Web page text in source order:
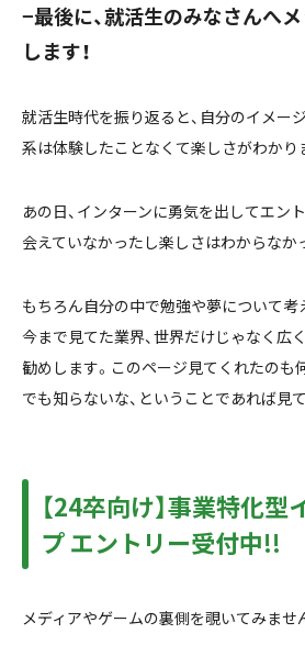
−最後に、就活生のみなさんへ
します！
就活生時代を振り返ると、自分のイメー
系は体験したことなくて楽しさがわかり
あの日、インターンに勇気を出してエン
会えていなかったし楽しさはわからなか
もちろん自分の中で勉強や夢について考
今まで見てた業界、世界だけじゃなく広
勧めします。このページ見てくれたのも
でも知らないな、ということであれば見
【24卒向け】事業特化
プ エントリー受付中!!
メディアやゲームの裏側を覗いてみませ